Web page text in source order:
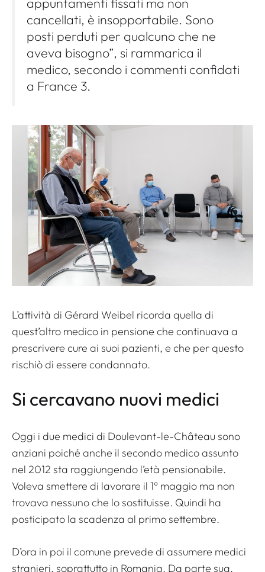
cancellati, è insopportabile. Sono
posti perduti per qualcuno che ne
aveva bisogno”, si rammarica il
medico, secondo i commenti confidati
a France 3.
L’attività di Gérard Weibel ricorda quella di
quest’altro medico in pensione che continuava a
prescrivere cure ai suoi pazienti, e che per questo
rischiò di essere condannato.
Si cercavano nuovi medici
Oggi i due medici di Doulevant-le-Château sono
anziani poiché anche il secondo medico assunto
nel 2012 sta raggiungendo l’età pensionabile.
Voleva smettere di lavorare il 1° maggio ma non
trovava nessuno che lo sostituisse. Quindi ha
posticipato la scadenza al primo settembre.
D’ora in poi il comune prevede di assumere medici
stranieri, soprattutto in Romania. Da parte sua,